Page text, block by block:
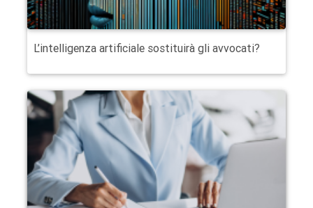
L’intelligenza artificiale sostituirà gli avvocati?